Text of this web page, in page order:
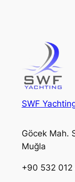
SWF
Göcek Mah.
Muğla
+90 532